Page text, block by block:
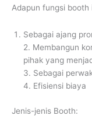
Adapun fungsi booth
Sebagai ajang
2. Membangun
pihak yang
3. Sebagai
4. Efisiensi biaya
Jenis-jenis Booth: